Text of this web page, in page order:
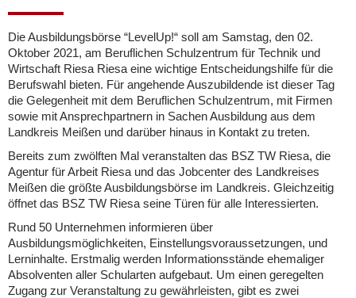
Die Ausbildungsbörse “LevelUp!“ soll am Samstag, den 02.
Oktober 2021, am Beruflichen Schulzentrum für Technik und
Wirtschaft Riesa Riesa eine wichtige Entscheidungshilfe für die
Berufswahl bieten. Für angehende Auszubildende ist dieser Tag
die Gelegenheit mit dem Beruflichen Schulzentrum, mit Firmen
sowie mit Ansprechpartnern in Sachen Ausbildung aus dem
Landkreis Meißen und darüber hinaus in Kontakt zu treten.
Bereits zum zwölften Mal veranstalten das BSZ TW Riesa, die
Agentur für Arbeit Riesa und das Jobcenter des Landkreises
Meißen die größte Ausbildungsbörse im Landkreis. Gleichzeitig
öffnet das BSZ TW Riesa seine Türen für alle Interessierten.
Rund 50 Unternehmen informieren über
Ausbildungsmöglichkeiten, Einstellungsvoraussetzungen, und
Lerninhalte. Erstmalig werden Informationsstände ehemaliger
Absolventen aller Schularten aufgebaut. Um einen geregelten
Zugang zur Veranstaltung zu gewährleisten, gibt es zwei